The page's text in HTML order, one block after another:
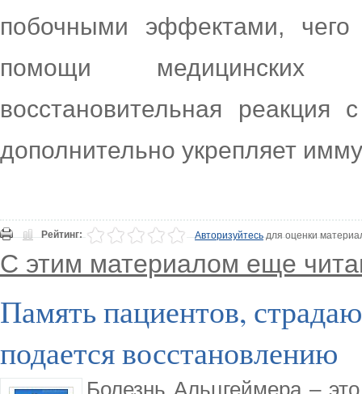
побочными эффектами,
помощи медицинских
восстановительная реакция
дополнительно укрепляет
Рейтинг: Авторизуйтесьдля оценки
С этим материалом еще
Память пациентов,
подается восстановлению
Болезнь Альцгеймера –